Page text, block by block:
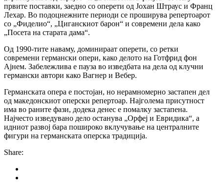
првите поставки, заедно со оперети од Јохан Штраус и Франц
Лехар. Во подоцнежните периоди се проширува репертоарот
со „Фиделио“, „Циганскиот барон“ и современи дела како
„Посета на старата дама“.
Од 1990-тите наваму, доминираат оперети, со ретки
современи германски опери, како делото на Готфрид фон
Ајнем. Забележлива е пауза во изведбата на дела од клучни
германски автори како Вагнер и Вебер.
Германската опера е постојан, но нерамномерно застапен дел
од македонскиот оперски репертоар. Најголема присутност
има во раните фази, додека денес е помалку застапена.
Најчесто изведувано дело останува „Орфеј и Евридика“, а
идниот развој бара пошироко вклучување на централните
фигури на германската оперска традиција.
Share: